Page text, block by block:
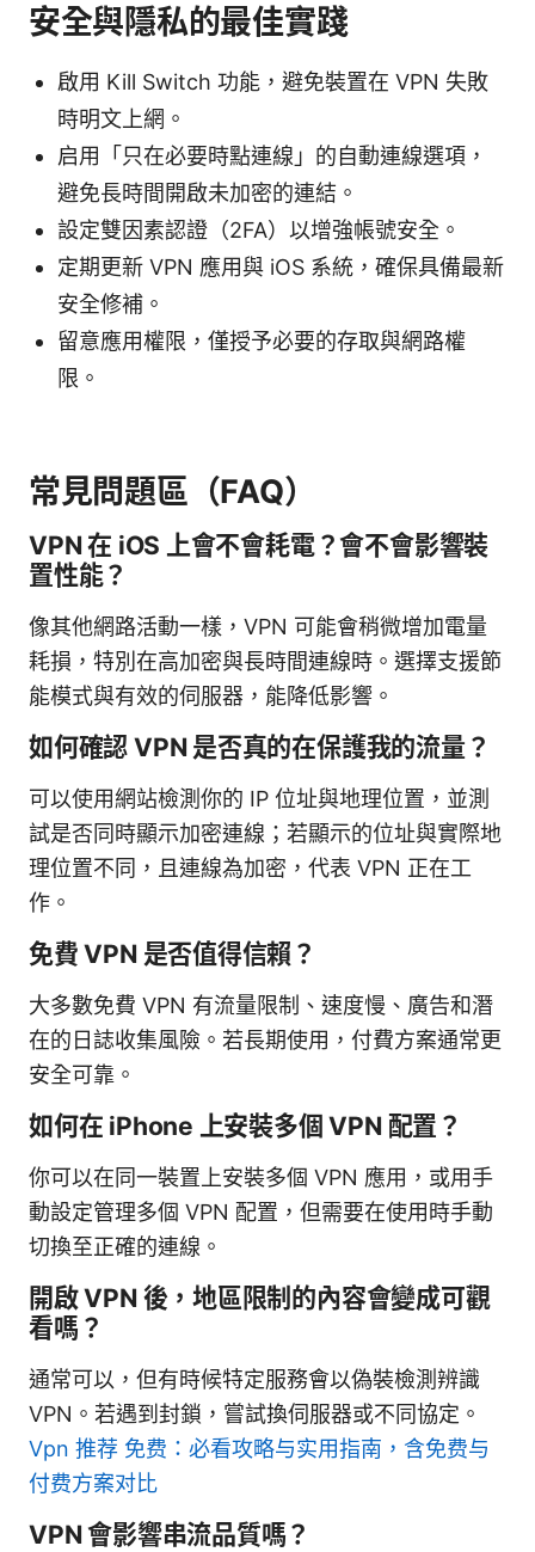
安全與隱私的最佳實踐
啟用 Kill Switch 功能，避免裝置在 VPN 失敗
時明文上網。
启用「只在必要時點連線」的自動連線選項，
避免長時間開啟未加密的連結。
設定雙因素認證（2FA）以增強帳號安全。
定期更新 VPN 應用與 iOS 系統，確保具備最新
安全修補。
留意應用權限，僅授予必要的存取與網路權
限。
常見問題區（FAQ）
VPN 在 iOS 上會不會耗電？會不會影響裝
置性能？
像其他網路活動一樣，VPN 可能會稍微增加電量
耗損，特別在高加密與長時間連線時。選擇支援節
能模式與有效的伺服器，能降低影響。
如何確認 VPN 是否真的在保護我的流量？
可以使用網站檢測你的 IP 位址與地理位置，並測
試是否同時顯示加密連線；若顯示的位址與實際地
理位置不同，且連線為加密，代表 VPN 正在工
作。
免費 VPN 是否值得信賴？
大多數免費 VPN 有流量限制、速度慢、廣告和潛
在的日誌收集風險。若長期使用，付費方案通常更
安全可靠。
如何在 iPhone 上安裝多個 VPN 配置？
你可以在同一裝置上安裝多個 VPN 應用，或用手
動設定管理多個 VPN 配置，但需要在使用時手動
切換至正確的連線。
開啟 VPN 後，地區限制的內容會變成可觀
看嗎？
通常可以，但有時候特定服務會以偽裝檢測辨識
VPN。若遇到封鎖，嘗試換伺服器或不同協定。
Vpn 推荐 免费：必看攻略与实用指南，含免费与
付费方案对比
VPN 會影響串流品質嗎？